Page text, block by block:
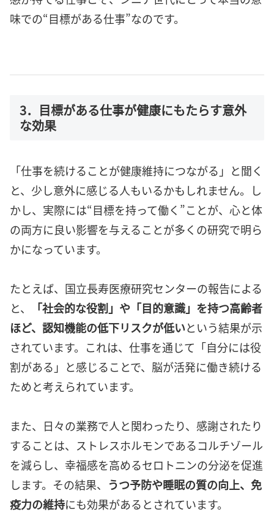
味での“目標がある仕事”なのです。
3．目標がある仕事が健康にもたらす意外
な効果
「仕事を続けることが健康維持につながる」と聞く
と、少し意外に感じる人もいるかもしれません。し
かし、実際には“目標を持って働く”ことが、心と体
の両方に良い影響を与えることが多くの研究で明ら
かになっています。
たとえば、国立長寿医療研究センターの報告による
と、
「社会的な役割」や「目的意識」を持つ高齢者
ほど、認知機能の低下リスクが低いという結果が示
されています。これは、仕事を通じて「自分には役
割がある」と感じることで、脳が活発に働き続ける
ためと考えられています。
また、日々の業務で人と関わったり、感謝されたり
することは、ストレスホルモンであるコルチゾール
を減らし、幸福感を高めるセロトニンの分泌を促進
します。その結果、 うつ予防や睡眠の質の向上、免
疫力の維持にも効果があるとされています。